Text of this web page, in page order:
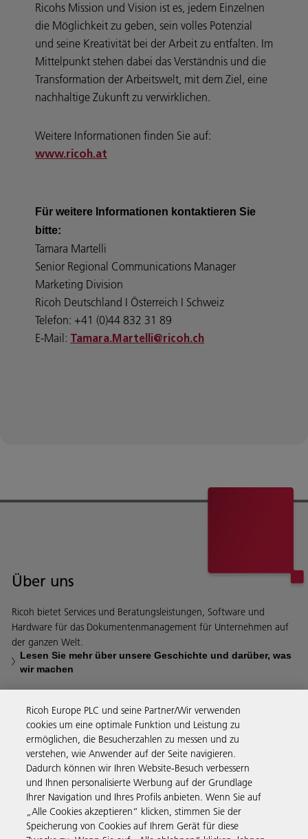
Ricohs Mission und Vision ist es, jedem Einzelnen
die Möglichkeit zu geben, sein volles Potenzial
und seine Kreativität bei der Arbeit zu entfalten. Im
Mittelpunkt stehen dabei das Verständnis und die
Transformation der Arbeitswelt, mit dem Ziel, eine
nachhaltige Zukunft zu verwirklichen.
Weitere Informationen finden Sie auf:
www.ricoh.at
Für weitere Informationen kontaktieren Sie
bitte:
Tamara Martelli
Senior Regional Communications Manager
Marketing Division
Ricoh Deutschland I Österreich I Schweiz
Telefon: +41 (0)44 832 31 89
E-Mail: Tamara.Martelli@ricoh.ch
Über uns
Ricoh bietet Services und Beratungsleistungen, Software und
Hardware für das Dokumentenmanagement für Unternehmen auf
der ganzen Welt.
Lesen Sie mehr über unsere Geschichte und darüber, was
wir machen
Business Solutions
Produkte & Services
Support & Kontakt
Ricoh Europe PLC und seine Partner/Wir verwenden
cookies um eine optimale Funktion und Leistung zu
ermöglichen, die Besucherzahlen zu messen und zu
verstehen, wie Anwender auf der Seite navigieren.
Dadurch können wir Ihren Website-Besuch verbessern
und Ihnen personalisierte Werbung auf der Grundlage
Ihrer Navigation und Ihres Profils anbieten. Wenn Sie auf
„Alle Cookies akzeptieren“ klicken, stimmen Sie der
Speicherung von Cookies auf Ihrem Gerät für diese